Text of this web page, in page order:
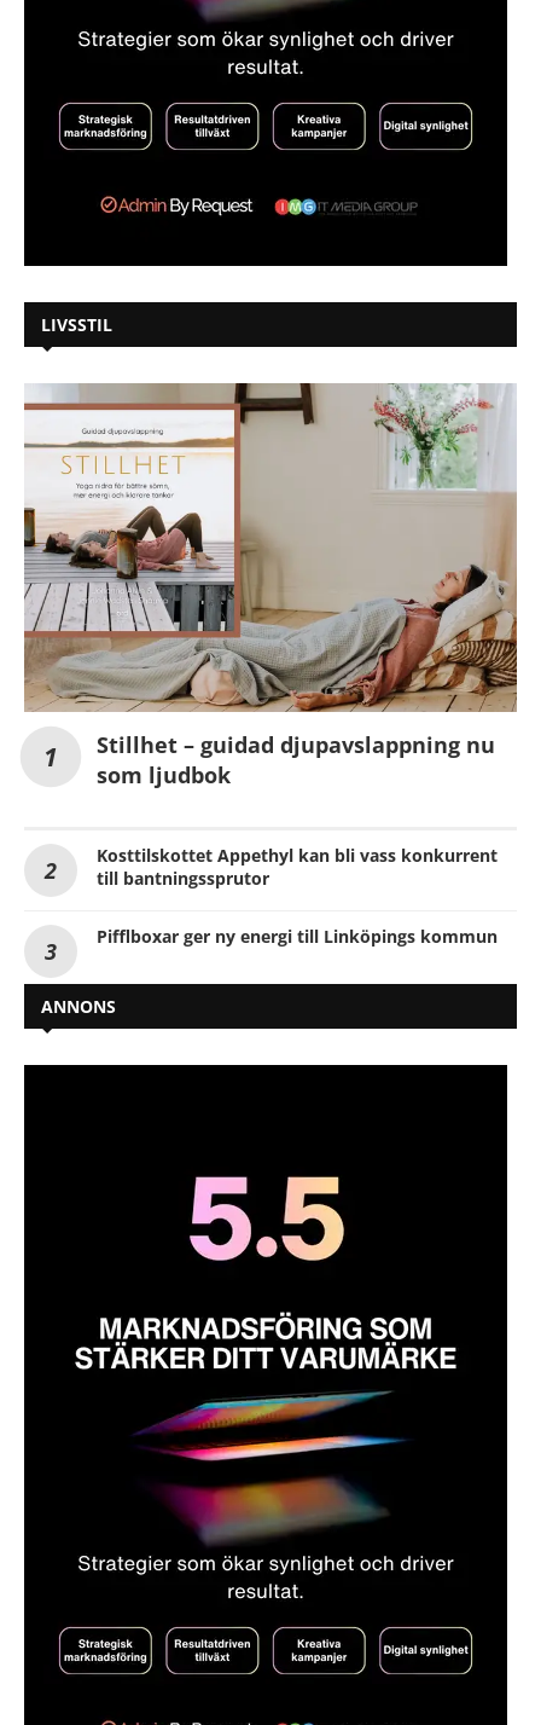
LIVSSTIL
Stillhet – guidad djupavslappning nu
som ljudbok
Kosttilskottet Appethyl kan bli vass konkurrent
till bantningssprutor
Pifflboxar ger ny energi till Linköpings kommun
ANNONS